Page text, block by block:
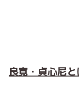
良寛・貞心尼